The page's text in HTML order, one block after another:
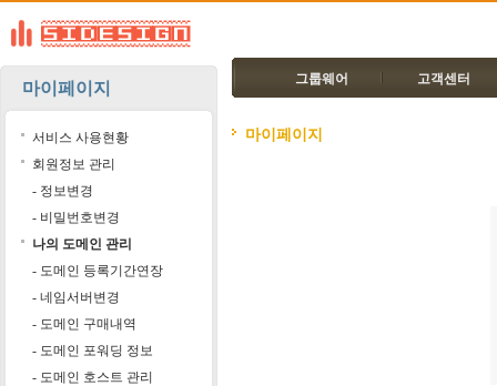
마이페이지
서비스 사용현황
회원정보 관리
- 정보변경
- 비밀번호변경
나의 도메인 관리
- 도메인 등록기간연장
- 네임서버변경
- 도메인 구매내역
- 도메인 포워딩 정보
- 도메인 호스트 관리
그룹웨어 고객센터
마이페이지